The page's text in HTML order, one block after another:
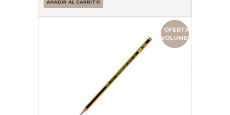
AÑADIR AL CARRITO
OFERTA
VOLUMEN